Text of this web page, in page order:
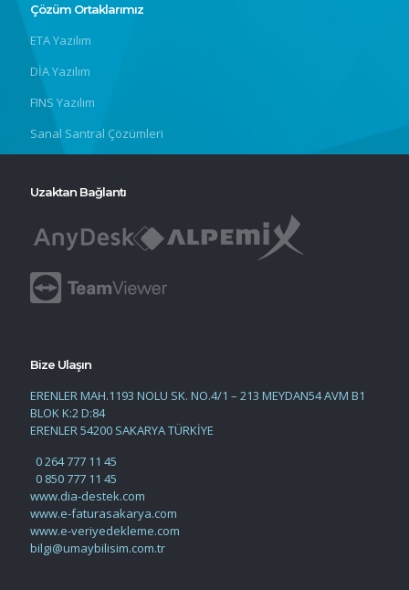
Çözüm Ortaklarımız
ETA Yazılım
DİA Yazılım
FINS Yazılım
Sanal Santral Çözümleri
Uzaktan Bağlantı
Bize Ulaşın
ERENLER MAH.1193 NOLU SK. NO.4/1 – 213 MEYDAN54 AVM B1
BLOK K:2 D:84
ERENLER 54200 SAKARYA TÜRKİYE
0 264 777 11 45
0 850 777 11 45
www.dia-destek.com
www.e-faturasakarya.com
www.e-veriyedekleme.com
bilgi@umaybilisim.com.tr